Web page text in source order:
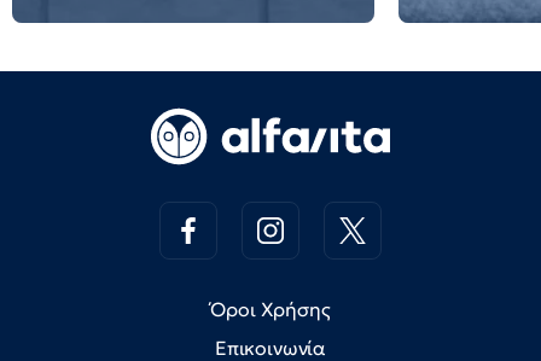
Όροι Χρήσης
Επικοινωνία